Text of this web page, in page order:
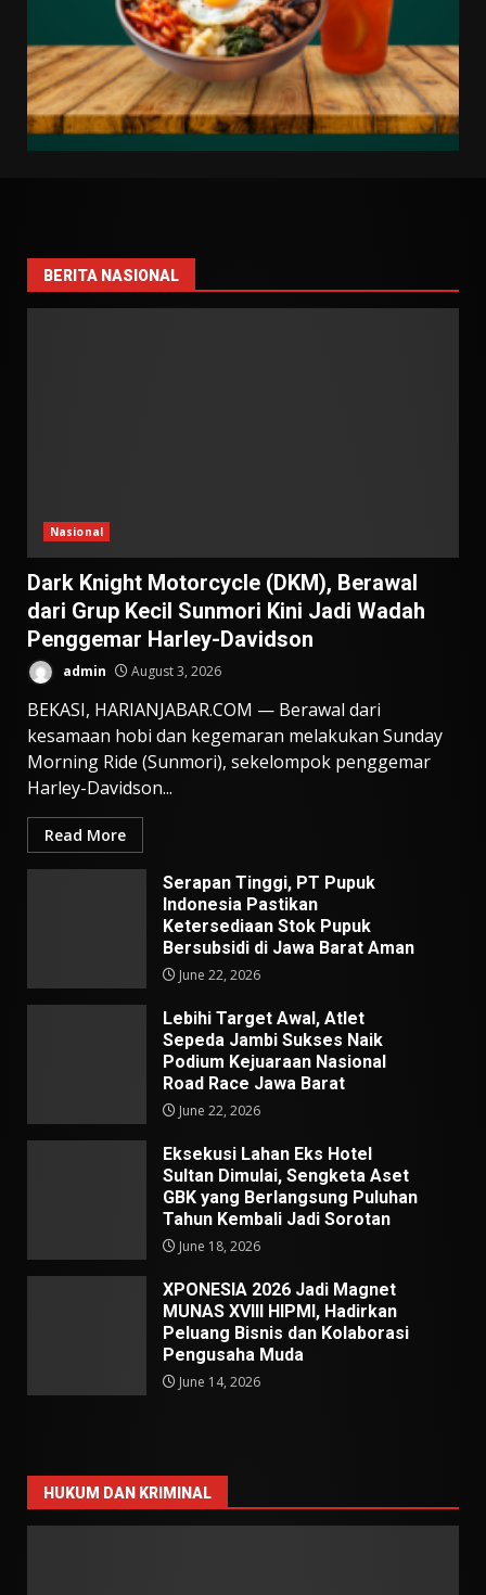
BERITA NASIONAL
Nasional
Dark Knight Motorcycle (DKM), Berawal
dari Grup Kecil Sunmori Kini Jadi Wadah
Penggemar Harley-Davidson
admin August 3, 2026
BEKASI, HARIANJABAR.COM — Berawal dari
kesamaan hobi dan kegemaran melakukan Sunday
Morning Ride (Sunmori), sekelompok penggemar
Harley-Davidson...
Read More
Serapan Tinggi, PT Pupuk
Indonesia Pastikan
Ketersediaan Stok Pupuk
Bersubsidi di Jawa Barat Aman
June 22, 2026
Lebihi Target Awal, Atlet
Sepeda Jambi Sukses Naik
Podium Kejuaraan Nasional
Road Race Jawa Barat
June 22, 2026
Eksekusi Lahan Eks Hotel
Sultan Dimulai, Sengketa Aset
GBK yang Berlangsung Puluhan
Tahun Kembali Jadi Sorotan
June 18, 2026
XPONESIA 2026 Jadi Magnet
MUNAS XVIII HIPMI, Hadirkan
Peluang Bisnis dan Kolaborasi
Pengusaha Muda
June 14, 2026
HUKUM DAN KRIMINAL